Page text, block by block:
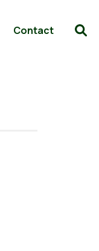
Contact